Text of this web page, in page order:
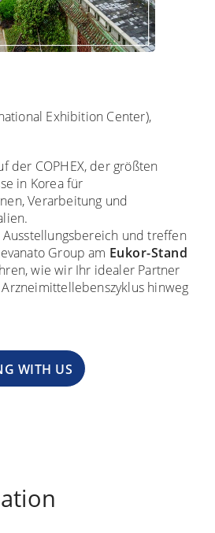
Exhibition Center),
der COPHEX, der größten
in Korea für
Verarbeitung und
und treffen
Group am Eukor-Stand
wie wir Ihr idealer Partner
hinweg
WITH US